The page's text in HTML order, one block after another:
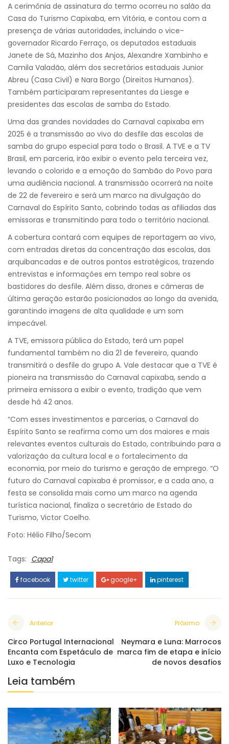
A cerimônia de assinatura do termo ocorreu no salão da
Casa do Turismo Capixaba, em Vitória, e contou com a
presença de várias autoridades, incluindo o vice-
governador Ricardo Ferraço, os deputados estaduais
Janete de Sá, Mazinho dos Anjos, Alexandre Xambinho e
Camila Valadão, além dos secretários estaduais Junior
Abreu (Casa Civil) e Nara Borgo (Direitos Humanos).
Também participaram representantes da Liesge e
presidentes das escolas de samba do Estado.
Uma das grandes novidades do Carnaval capixaba em
2025 é a transmissão ao vivo do desfile das escolas de
samba do grupo especial para todo o Brasil. A TVE e a TV
Brasil, em parceria, irão exibir o evento pela terceira vez,
levando o colorido e a emoção do Sambão do Povo para
uma audiência nacional. A transmissão ocorrerá na noite
de 22 de fevereiro e será um marco na divulgação do
Carnaval do Espírito Santo, cobrindo todas as afiliadas das
emissoras e transmitindo para todo o território nacional.
A cobertura contará com equipes de reportagem ao vivo,
com entradas diretas da concentração das escolas, das
arquibancadas e de outros pontos estratégicos, trazendo
entrevistas e informações em tempo real sobre os
bastidores do desfile. Além disso, drones e câmeras de
última geração estarão posicionados ao longo da avenida,
garantindo imagens de alta qualidade e um som
impecável.
A TVE, emissora pública do Estado, terá um papel
fundamental também no dia 21 de fevereiro, quando
transmitirá o desfile do grupo A. Vale destacar que a TVE é
pioneira na transmissão do Carnaval capixaba, sendo a
primeira emissora a exibir o evento, tradição que vem
desde há 42 anos.
“Com esses investimentos e parcerias, o Carnaval do
Espírito Santo se reafirma como um dos maiores e mais
relevantes eventos culturais do Estado, contribuindo para a
valorização da cultura local e o fortalecimento da
economia, por meio do turismo e geração de emprego. “O
futuro do Carnaval capixaba é promissor, e a cada ano, a
festa se consolida mais como um marco na agenda
turística nacional, finaliza o secretário de Estado do
Turismo, Victor Coelho.
Foto: Hélio Filho/Secom
Tags: Capa1
facebook twitter google+ pinterest
Anterior
Circo Portugal Internacional
Encanta com Espetáculo de
Luxo e Tecnologia
Próximo
Neymara e Luna: Marrocos
marca fim de etapa e início
de novos desafios
Leia também